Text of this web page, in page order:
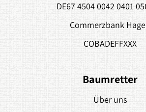
DE67 4504 0042 0401
Commerzbank
COBADEFFXXX
Baumretter
Über uns